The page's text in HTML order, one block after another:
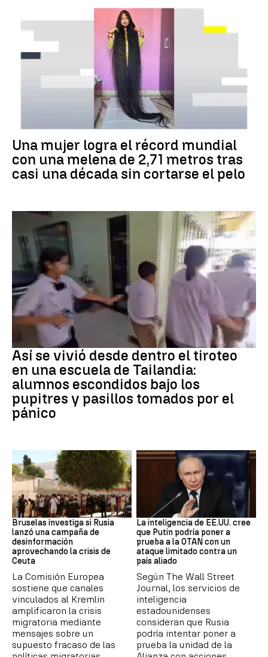
RÉCORD GUINNESS
Una mujer logra el récord mundial
con una melena de 2,71 metros tras
casi una década sin cortarse el pelo
Así se vivió desde dentro el tiroteo
en una escuela de Tailandia:
alumnos escondidos bajo los
pupitres y pasillos tomados por el
pánico
Desinformación rusa
Bruselas investiga si Rusia
lanzó una campaña de
desinformación
aprovechando la crisis de
Ceuta
La Comisión Europea
sostiene que canales
vinculados al Kremlin
amplificaron la crisis
migratoria mediante
mensajes sobre un
supuesto fracaso de las
OTAN
La inteligencia de EE.UU. cree
que Putin podría poner a
prueba a la OTAN con un
ataque limitado contra un
país aliado
Según The Wall Street
Journal, los servicios de
inteligencia
estadounidenses
consideran que Rusia
podría intentar poner a
prueba la unidad de la